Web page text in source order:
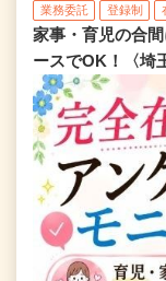
業務委託 登録制
家事・育児の合
ースでOK！〈埼